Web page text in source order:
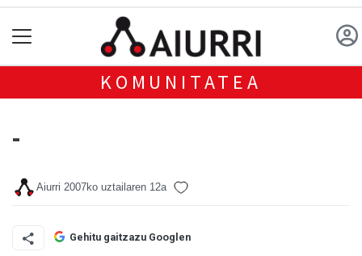
KOMUNITATEA
-
Aiurri 2007ko uztailaren 12a
Gehitu gaitzazu Googlen